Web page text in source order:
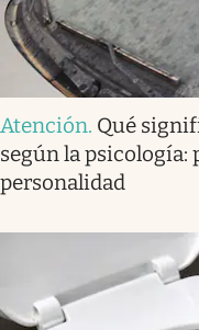
Atención. Qué
según la psicología:
personalidad